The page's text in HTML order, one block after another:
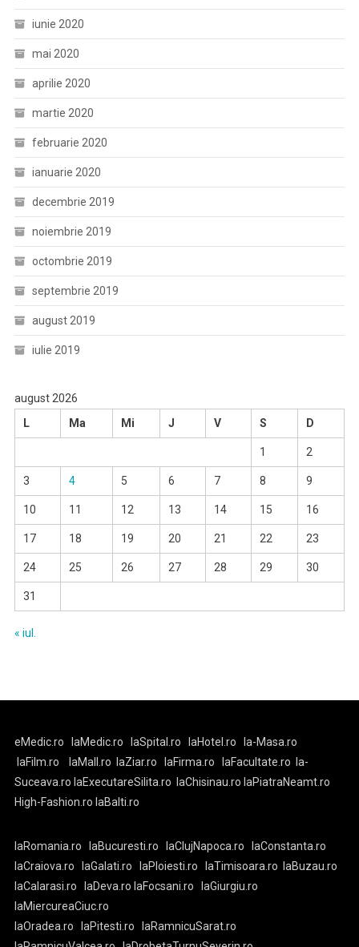
iunie 2020
mai 2020
aprilie 2020
martie 2020
februarie 2020
ianuarie 2020
decembrie 2019
noiembrie 2019
octombrie 2019
septembrie 2019
august 2019
iulie 2019
august 2026
L
Ma Mi J V S D
1 2
3 4 5 6 7 8 9
10 11 12 13 14 15 16
17 18 19 20 21 22 23
24 25 26 27 28 29 30
31
« iul.
eMedic.ro laMedic.ro laSpital.ro laHotel.ro
la-Masa.ro
laFilm.ro
laMall.ro laZiar.ro laFirma.ro laFacultate.ro
la-
Suceava.ro laExecutareSilita.ro laChisinau.ro laPiatraNeamt.ro
High-Fashion.ro laBalti.ro
laRomania.ro laBucuresti.ro laClujNapoca.ro
laConstanta.ro
laCraiova.ro
laGalati.ro laPloiesti.ro laTimisoara.ro
laBuzau.ro
laCalarasi.ro
laDeva.ro laFocsani.ro
laGiurgiu.ro
laMiercureaCiuc.ro
laOradea.ro
laPitesti.ro
laRamnicuSarat.ro